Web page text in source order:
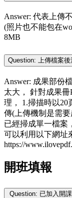
Answer: 代表上傳
(照片也不能包在
8MB
Question: 上傳檔案
Answer: 成果部份
太大， 針對成果
理， 1.掃描時以20
傳(上傳機制是需
已經掃成單一檔案
可以利用以下網址
https://
開班填報
Question: 已加入開